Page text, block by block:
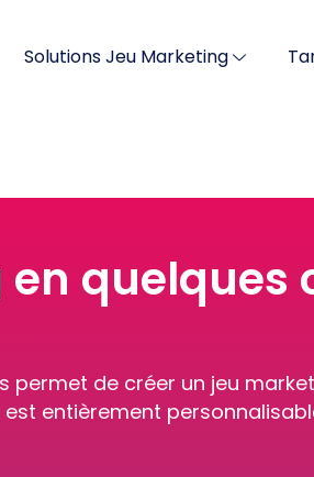
Solutions Jeu Marketing
quelques
permet de créer un jeu
entièrement